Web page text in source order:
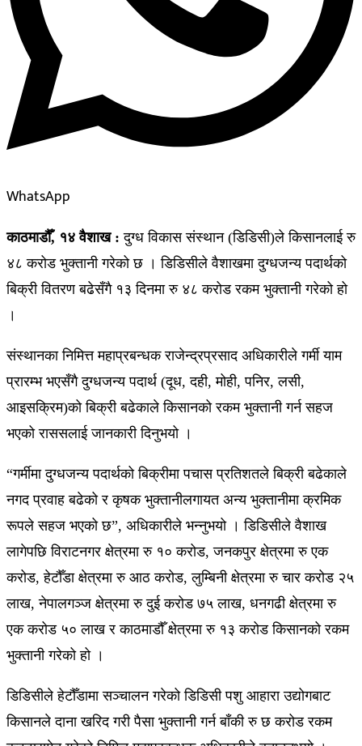
WhatsApp
काठमाडौँ, १४ वैशाख :दुग्ध विकास संस्थान (डिडिसी)ले किसानलाई रु
४८ करोड भुक्तानी गरेको छ । डिडिसीले वैशाखमा दुग्धजन्य पदार्थको
बिक्री वितरण बढेसँगै १३ दिनमा रु ४८ करोड रकम भुक्तानी गरेको हो
।
संस्थानका निमित्त महाप्रबन्धक राजेन्द्रप्रसाद अधिकारीले गर्मी याम
प्रारम्भ भएसँगै दुग्धजन्य पदार्थ (दूध, दही, मोही, पनिर, लसी,
आइसक्रिम)को बिक्री बढेकाले किसानको रकम भुक्तानी गर्न सहज
भएको राससलाई जानकारी दिनुभयो ।
“गर्मीमा दुग्धजन्य पदार्थको बिक्रीमा पचास प्रतिशतले बिक्री बढेकाले
नगद प्रवाह बढेको र कृषक भुक्तानीलगायत अन्य भुक्तानीमा क्रमिक
रूपले सहज भएको छ”, अधिकारीले भन्नुभयो । डिडिसीले वैशाख
लागेपछि विराटनगर क्षेत्रमा रु १० करोड, जनकपुर क्षेत्रमा रु एक
करोड, हेटौँडा क्षेत्रमा रु आठ करोड, लुम्बिनी क्षेत्रमा रु चार करोड २५
लाख, नेपालगञ्ज क्षेत्रमा रु दुई करोड ७५ लाख, धनगढी क्षेत्रमा रु
एक करोड ५० लाख र काठमाडौँ क्षेत्रमा रु १३ करोड किसानको रकम
भुक्तानी गरेको हो ।
डिडिसीले हेटौँडामा सञ्चालन गरेको डिडिसी पशु आहारा उद्योगबाट
किसानले दाना खरिद गरी पैसा भुक्तानी गर्न बाँकी रु छ करोड रकम